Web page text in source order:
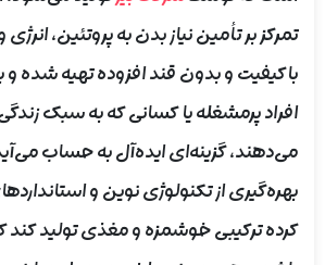
تمرکز بر تأمین نیاز بدن به پروتئین، انرژی
باکیفیت و بدون قند افزوده تهیه شده و
افراد پرمشغله یا کسانی که به سبک
می‌دهند، گزینه‌ای ایده‌آل به حساب
بهره‌گیری از تکنولوژی نوین و
کرده ترکیبی خوشمزه و مغذی تولید کند